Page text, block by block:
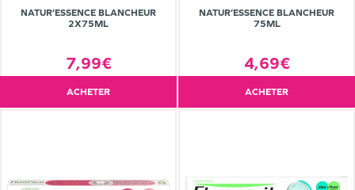
NATUR’ESSENCE BLANCHEUR
2X75ML
7,99€
ACHETER
NATUR’ESSENCE BLANCHEUR
75ML
4,69€
ACHETER